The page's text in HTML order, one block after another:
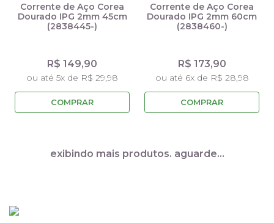
Corrente de Aço Corea
Dourado IPG 2mm 45cm
(2838445-)
R$ 149,90
ou até 5x de R$ 29,98
COMPRAR
Corrente de Aço Corea
Dourado IPG 2mm 60cm
(2838460-)
R$ 173,90
ou até 6x de R$ 28,98
COMPRAR
exibindo mais produtos. aguarde…